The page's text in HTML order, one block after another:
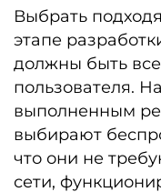
Выбрать
этапе
должны быть
пользователя.
выполненным
выбирают
что они не
сети,